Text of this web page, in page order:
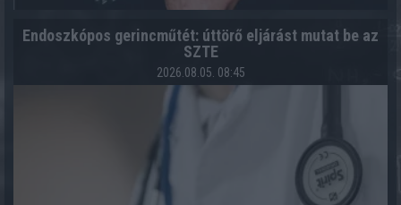
Endoszkópos gerincműtét: úttörő eljárást mutat be az
SZTE
2026.08.05. 08:45